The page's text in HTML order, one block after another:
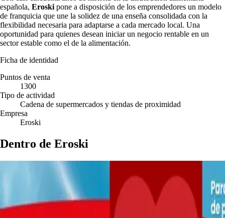
española, Eroski pone a disposición de los emprendedores un modelo
de franquicia que une la solidez de una enseña consolidada con la
flexibilidad necesaria para adaptarse a cada mercado local. Una
oportunidad para quienes desean iniciar un negocio rentable en un
sector estable como el de la alimentación.
Ficha de identidad
Puntos de venta
1300
Tipo de actividad
Cadena de supermercados y tiendas de proximidad
Empresa
Eroski
Dentro de Eroski